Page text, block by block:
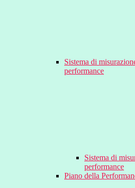
Sistema di
performance
Sistema di
performance
Piano della